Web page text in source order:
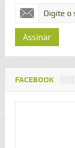
Assinar
FACEBOOK